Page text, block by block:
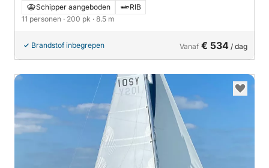
Schipper aangeboden
RIB
11 personen · 200 pk · 8.5 m
Brandstof inbegrepen Vanaf € 534 / dag